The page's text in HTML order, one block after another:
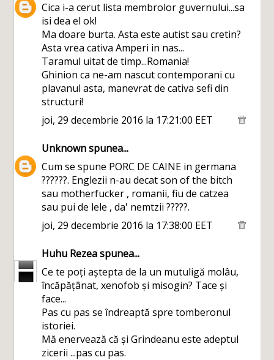
Cica i-a cerut lista membrolor guvernului...sa
isi dea el ok!
Ma doare burta. Asta este autist sau cretin?
Asta vrea cativa Amperi in nas...
Taramul uitat de timp...Romania!
Ghinion ca ne-am nascut contemporani cu
plavanul asta, manevrat de cativa sefi din
structuri!
joi, 29 decembrie 2016 la 17:21:00 EET
Unknownspunea...
Cum se spune PORC DE CAINE in germana
??????. Englezii n-au decat son of the bitch
sau motherfucker , romanii, fiu de catzea
sau pui de lele , da' nemtzii ?????.
joi, 29 decembrie 2016 la 17:38:00 EET
Huhu Rezeaspunea...
Ce te poți aștepta de la un mutuligă molâu,
încăpățânat, xenofob și misogin? Tace și
face...
Pas cu pas se îndreaptă spre tomberonul
istoriei.
Mă enervează că și Grindeanu este adeptul
zicerii ...pas cu pas.